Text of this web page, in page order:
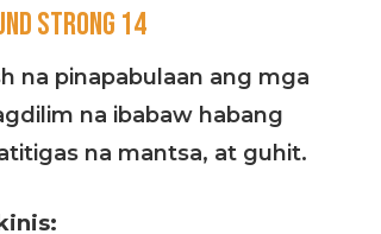
STRONG 14
na pinapabulaan ang mga
na ibabaw habang
na mantsa, at guhit.